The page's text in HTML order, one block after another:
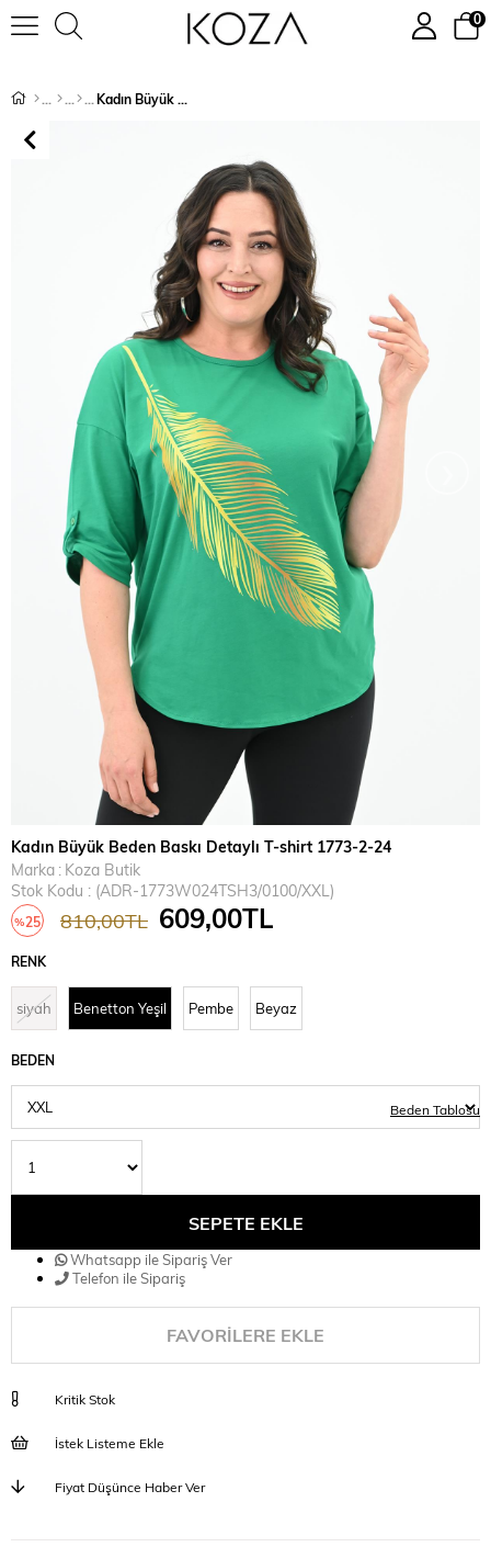
0
Kadın Büyük Beden Baskı Detaylı T-shirt 1773-2-24
Kadın Büyük Beden Baskı Detaylı T-shirt 1773-2-24
Marka : Koza Butik
Stok Kodu
(ADR-1773W024TSH3/0100/XXL)
%25
İndirim
810,00TL 609,00TL
RENK
siyah Benetton Yeşil Pembe Beyaz
BEDEN
Beden Tablosu
Whatsapp ile Sipariş Ver
Telefon ile Sipariş
FAVORILERE EKLE
Kritik Stok
İstek Listeme Ekle
Fiyat Düşünce Haber Ver